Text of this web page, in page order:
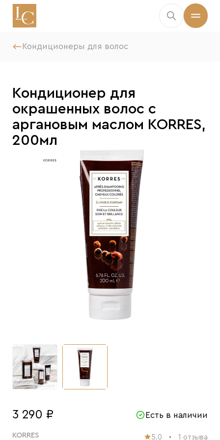
Кондиционеры для волос
Кондиционер для
окрашенных волос с
аргановым маслом KORRES,
200мл
3 290 ₽ Есть в наличии
5.0 1 отзыва
KORRES